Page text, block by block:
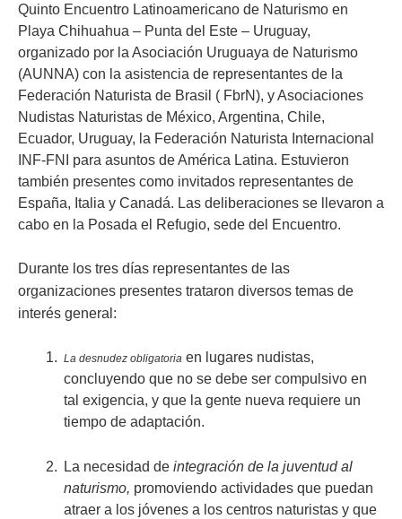
Quinto Encuentro Latinoamericano de Naturismo en
Playa Chihuahua – Punta del Este – Uruguay,
organizado por la Asociación Uruguaya de Naturismo
(AUNNA) con la asistencia de representantes de la
Federación Naturista de Brasil ( FbrN), y Asociaciones
Nudistas Naturistas de México, Argentina, Chile,
Ecuador, Uruguay, la Federación Naturista Internacional
INF-FNI para asuntos de América Latina. Estuvieron
también presentes como invitados representantes de
España, Italia y Canadá. Las deliberaciones se llevaron a
cabo en la Posada el Refugio, sede del Encuentro.
Durante los tres días representantes de las
organizaciones presentes trataron diversos temas de
interés general:
La desnudez obligatoria en lugares nudistas,
concluyendo que no se debe ser compulsivo en
tal exigencia, y que la gente nueva requiere un
tiempo de adaptación.
La necesidad de integración de la juventud al
naturismo, promoviendo actividades que puedan
atraer a los jóvenes a los centros naturistas y que